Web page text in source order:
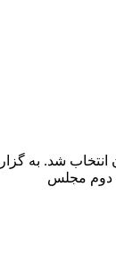
شد. به